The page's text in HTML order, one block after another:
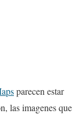
parecen estar
las imagenes que